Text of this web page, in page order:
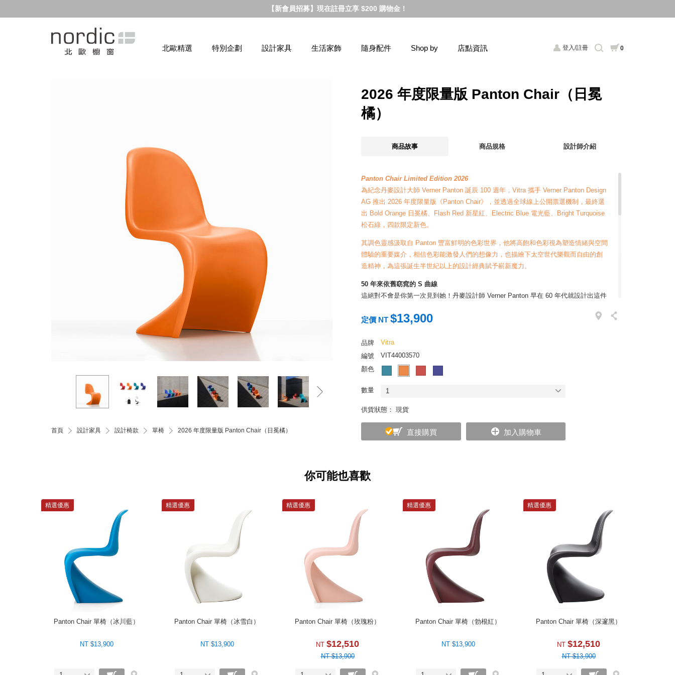
【新會員招募】現在註冊立享 $200 購物金！
登入/註冊 0
北歐精選 特別企劃 設計家具 生活家飾 隨身配件 Shop by 店點資訊
首頁 設計家具 設計椅款 單椅 2026 年度限量版 Panton Chair（日冕橘）
2026 年度限量版 Panton Chair（日冕
橘）
商品故事 商品規格 設計師介紹
Panton Chair Limited Edition 2026
為紀念丹麥設計大師 Verner Panton 誕辰 100 週年，Vitra 攜手 Verner Panton Design
AG 推出 2026 年度限量版《Panton Chair》，並透過全球線上公開票選機制，最終選
出 Bold Orange 日冕橘、Flash Red 新星紅、Electric Blue 電光藍、Bright Turquoise
松石綠，四款限定新色。
其調色靈感汲取自 Panton 豐富鮮明的色彩世界，他將高飽和色彩視為塑造情緒與空間
體驗的重要媒介，相信色彩能激發人們的想像力，也描繪下太空世代樂觀而自由的創
造精神，為這張誕生半世紀以上的設計經典賦予嶄新魔力。
50 年來依舊窈窕的 S 曲線
這絕對不會是你第一次見到她！丹麥設計師 Verner Panton 早在 60 年代就設計出這件
量，最後採用較為笨重的硬化聚氨酯塑料來製作，並耗費七年時光才順利將她量產。
概念──耐髒防曬、輕盈環保、一體成型且成色完美，優點全都保留甚至更進化，只為
呈現更完美的她。
工業設計界不能說的秘密
的語彙，色彩的選擇反而是一個高風險的裝飾行為，所以許多名家找上時尚品牌推出
聯名作品，為的就是截長補短，利用時尚品牌的色彩敏銳度來錦上添花。Vitra 深知這
研究所，試圖打破這個僵局。Hella 除了自己擁有許多知名的作品之外，還負起為 Vitra
旗下所有的大師經典穿上新衣的任務，我們現在看到的 Panton Chair，就是她為這一
經典恆久的性感美人
從側面及背面，最能看出 Panton Chair 的完美曲線，就像似一位婀娜多姿的美人。
攝封面，而 Kate Moss 身下的就是這張經典《Panton Chair》。火辣熱情的 S 型曲線
與展現身體曲線的 Kate Moss 相得益彰，《Panton Chair》從此被稱為「史上最性感
單椅」，並於紐約當代美術館 MoMA 永久館藏。
定價 NT $13,900
品牌
Vitra
編號
VIT44003570
顏色
數量 1
供貨狀態： 現貨
直接購買 加入購物車
你可能也喜歡
精選優惠
Panton Chair 單椅（冰川藍）
NT $13,900
精選優惠
Panton Chair 單椅（冰雪白）
NT $13,900
精選優惠
Panton Chair 單椅（玫瑰粉）
NT $12,510
NT $13,900
精選優惠
Panton Chair 單椅（勃根紅）
NT $13,900
精選優惠
Panton Chair 單椅（深邃黑）
NT $12,510
NT $13,900